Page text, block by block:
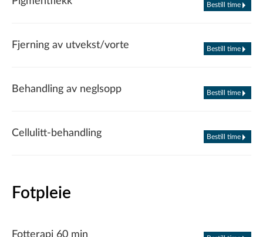
Bestill time
Fjerning av utvekst/vorte Bestill time
Behandling av neglsopp Bestill time
Cellulitt-behandling Bestill time
Fotpleie
Fotterapi 60 min